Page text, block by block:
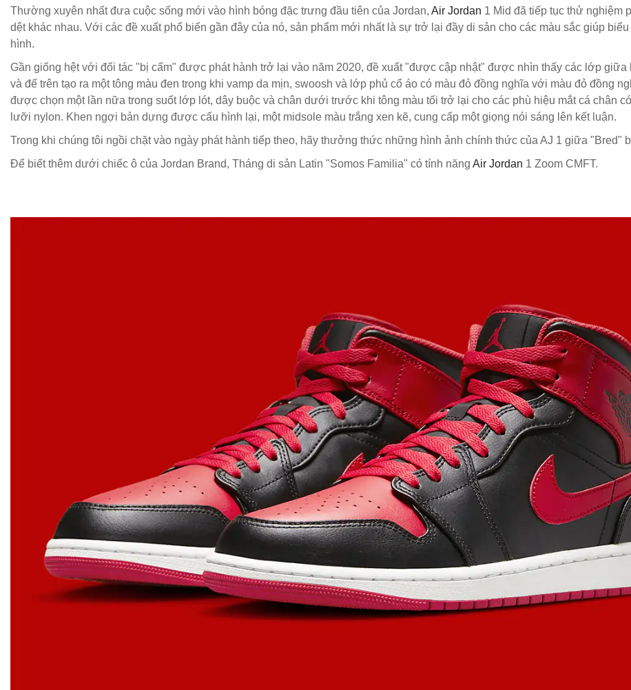
Thường xuyên nhất đưa cuộc sống mới vào hình bóng đặc trưng đầu tiên của Jordan, Air Jordan 1 Mid đã tiếp tục thử nghiệm
dệt khác nhau. Với các đề xuất phổ biến gần đây của nó, sản phẩm mới nhất là sự trở lại đầy di sản cho các màu sắc giúp
hình.
Gần giống hệt với đối tác "bị cấm" được phát hành trở lại vào năm 2020, đề xuất "được cập nhật" được nhìn thấy các lớp giữa
và đế trên tạo ra một tông màu đen trong khi vamp da mịn, swoosh và lớp phủ cổ áo có màu đỏ đồng nghĩa với màu đỏ đồng
được chọn một lần nữa trong suốt lớp lót, dây buộc và chân dưới trước khi tông màu tối trở lại cho các phù hiệu mắt cá chân
lưỡi nylon. Khen ngợi bản dựng được cấu hình lại, một midsole màu trắng xen kẽ, cung cấp một giọng nói sáng lên kết luận.
Trong khi chúng tôi ngồi chặt vào ngày phát hành tiếp theo, hãy thưởng thức những hình ảnh chính thức của AJ 1 giữa "Bred"
Để biết thêm dưới chiếc ô của Jordan Brand, Tháng di sản Latin "Somos Familia" có tính năng Air Jordan 1 Zoom CMFT.